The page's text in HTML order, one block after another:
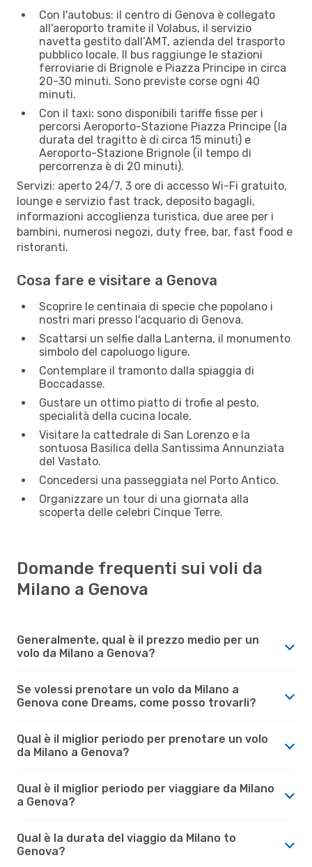
Con l'autobus: il centro di Genova è collegato
all'aeroporto tramite il Volabus, il servizio
navetta gestito dall’AMT, azienda del trasporto
pubblico locale. Il bus raggiunge le stazioni
ferroviarie di Brignole e Piazza Principe in circa
20-30 minuti. Sono previste corse ogni 40
minuti.
Con il taxi: sono disponibili tariffe fisse per i
percorsi Aeroporto-Stazione Piazza Principe (la
durata del tragitto è di circa 15 minuti) e
Aeroporto-Stazione Brignole (il tempo di
percorrenza è di 20 minuti).
Servizi: aperto 24/7, 3 ore di accesso Wi-Fi gratuito,
lounge e servizio fast track, deposito bagagli,
informazioni accoglienza turistica, due aree per i
bambini, numerosi negozi, duty free, bar, fast food e
ristoranti.
Cosa fare e visitare a Genova
Scoprire le centinaia di specie che popolano i
nostri mari presso l'acquario di Genova.
Scattarsi un selfie dalla Lanterna, il monumento
simbolo del capoluogo ligure.
Contemplare il tramonto dalla spiaggia di
Boccadasse.
Gustare un ottimo piatto di trofie al pesto,
specialità della cucina locale.
Visitare la cattedrale di San Lorenzo e la
sontuosa Basilica della Santissima Annunziata
del Vastato.
Concedersi una passeggiata nel Porto Antico.
Organizzare un tour di una giornata alla
scoperta delle celebri Cinque Terre.
Domande frequenti sui voli da
Milano a Genova
Generalmente, qual è il prezzo medio per un
volo da Milano a Genova?
Se volessi prenotare un volo da Milano a
Genova cone Dreams, come posso trovarli?
Qual è il miglior periodo per prenotare un volo
da Milano a Genova?
Qual è il miglior periodo per viaggiare da Milano
a Genova?
Qual è la durata del viaggio da Milano to
Genova?